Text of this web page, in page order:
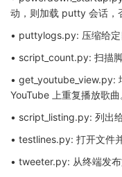
动，则加载 putty 会话，
• puttylogs.py: 压缩给定
• script_count.py: 扫描
• get_youtube_view.py:
YouTube 上重复播放歌曲
• script_listing.py: 列出
• testlines.py: 打开文件
• tweeter.py: 从终端发布